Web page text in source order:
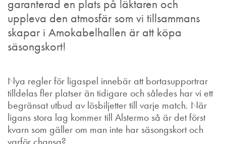
garanterad en plats på läktaren och
uppleva den atmosfär som vi tillsammans
skapar i Amokabelhallen är att köpa
säsongskort!
Nya regler för ligaspel innebär att bortasupportrar
tilldelas fler platser än tidigare och således har vi ett
begränsat utbud av lösbiljetter till varje match. När
ligans stora lag kommer till Alstermo så är det först
kvarn som gäller om man inte har säsongskort och